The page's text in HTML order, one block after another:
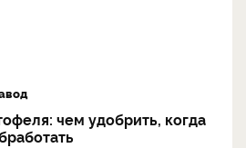
чем удобрить, когда